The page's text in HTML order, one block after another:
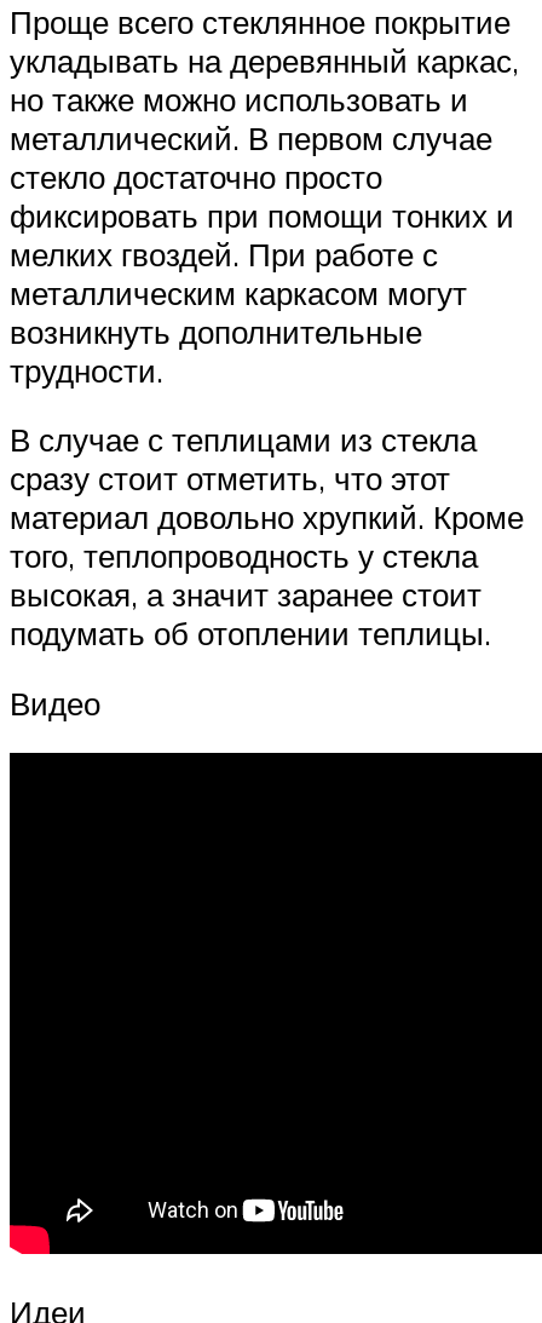
Проще всего стеклянное покрытие
укладывать на деревянный каркас,
но также можно использовать и
металлический. В первом случае
стекло достаточно просто
фиксировать при помощи тонких и
мелких гвоздей. При работе с
металлическим каркасом могут
возникнуть дополнительные
трудности.
В случае с теплицами из стекла
сразу стоит отметить, что этот
материал довольно хрупкий. Кроме
того, теплопроводность у стекла
высокая, а значит заранее стоит
подумать об отоплении теплицы.
Видео
Идеи